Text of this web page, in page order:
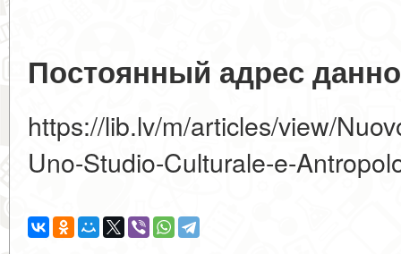
Постоянный адрес
https://lib.lv/m/articles/view/
Uno-Studio-Culturale-e-